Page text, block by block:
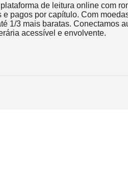
de leitura online com
e pagos por capítulo. Com
1/3 mais baratas. Conectamos
acessível e envolvente.